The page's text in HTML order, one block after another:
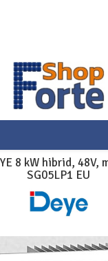
8 kW hibrid, 48V,
SG05LP1 EU